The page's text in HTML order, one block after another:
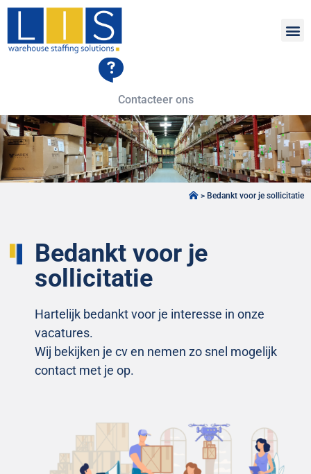
Contacteer ons
> Bedankt voor je sollicitatie
Bedankt voor je
sollicitatie
Hartelijk bedankt voor je interesse in onze
vacatures.
Wij bekijken je cv en nemen zo snel mogelijk
contact met je op.